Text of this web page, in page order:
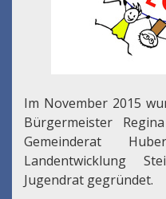
Im November 2015
Bürgermeister
Gemeinderat
Landentwicklung
Jugendrat gegründet.